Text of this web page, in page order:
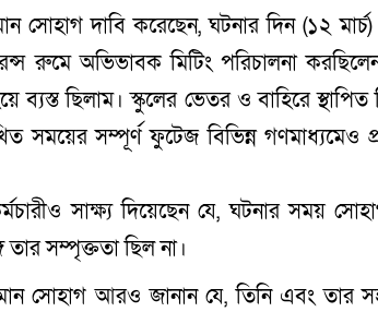
সোহাগ দাবি করেছেন, ঘটনার দিন (১২
রুমে অভিভাবক মিটিং পরিচালনা
ব্যস্ত ছিলাম। স্কুলের ভেতর ও বাহিরে
সময়ের সম্পূর্ণ ফুটেজ বিভিন্ন গণমাধ্যমেও
সাক্ষ্য দিয়েছেন যে, ঘটনার সময়
সম্পৃক্ততা ছিল না।
সোহাগ আরও জানান যে, তিনি এবং তার